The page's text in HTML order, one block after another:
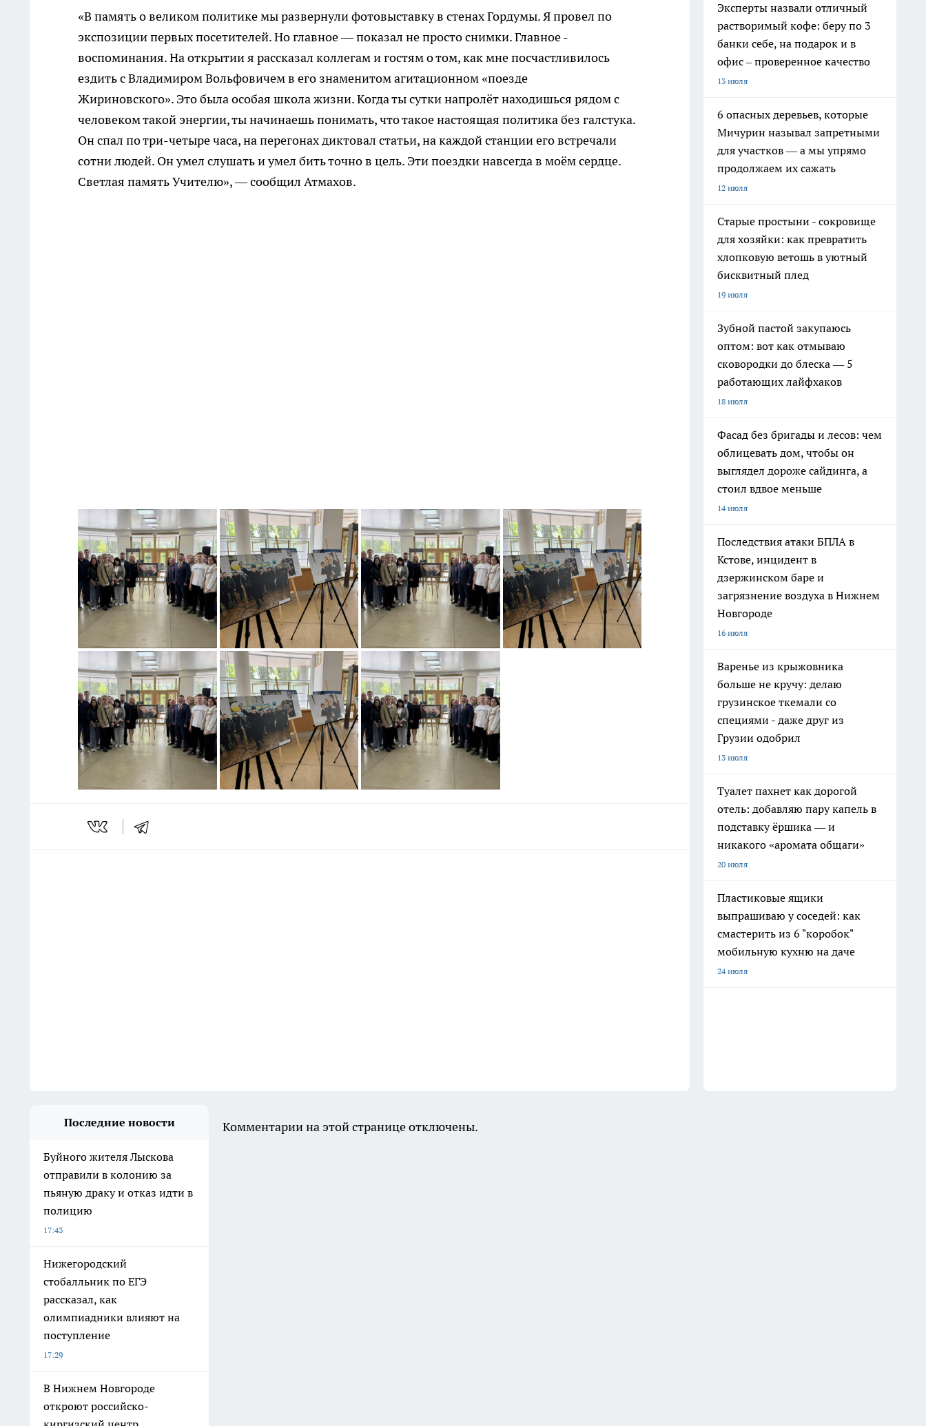
«В память о великом политике мы развернули фотовыставку в стенах Гордумы. Я провел по
экспозиции первых посетителей. Но главное — показал не просто снимки. Главное -
воспоминания. На открытии я рассказал коллегам и гостям о том, как мне посчастливилось
ездить с Владимиром Вольфовичем в его знаменитом агитационном «поезде
Жириновского». Это была особая школа жизни. Когда ты сутки напролёт находишься рядом с
человеком такой энергии, ты начинаешь понимать, что такое настоящая политика без галстука.
Он спал по три-четыре часа, на перегонах диктовал статьи, на каждой станции его встречали
сотни людей. Он умел слушать и умел бить точно в цель. Эти поездки навсегда в моём сердце.
Светлая память Учителю», — сообщил Атмахов.
Эксперты назвали отличный
растворимый кофе: беру по 3
банки себе, на подарок и в
офис – проверенное качество
13 июля
6 опасных деревьев, которые
Мичурин называл запретными
для участков — а мы упрямо
продолжаем их сажать
12 июля
Старые простыни - сокровище
для хозяйки: как превратить
хлопковую ветошь в уютный
бисквитный плед
19 июля
Зубной пастой закупаюсь
оптом: вот как отмываю
сковородки до блеска — 5
работающих лайфхаков
18 июля
Фасад без бригады и лесов: чем
облицевать дом, чтобы он
выглядел дороже сайдинга, а
стоил вдвое меньше
14 июля
Последствия атаки БПЛА в
Кстове, инцидент в
дзержинском баре и
загрязнение воздуха в Нижнем
Новгороде
16 июля
Варенье из крыжовника
больше не кручу: делаю
грузинское ткемали со
специями - даже друг из
Грузии одобрил
13 июля
Туалет пахнет как дорогой
отель: добавляю пару капель в
подставку ёршика — и
никакого «аромата общаги»
20 июля
Пластиковые ящики
выпрашиваю у соседей: как
смастерить из 6 "коробок"
мобильную кухню на даче
24 июля
Последние новости
Буйного жителя Лыскова
отправили в колонию за
пьяную драку и отказ идти в
полицию
17:43
Нижегородский
стобалльник по ЕГЭ
рассказал, как
олимпиадники влияют на
поступление
17:29
В Нижнем Новгороде
откроют российско-
Комментарии на этой странице отключены.